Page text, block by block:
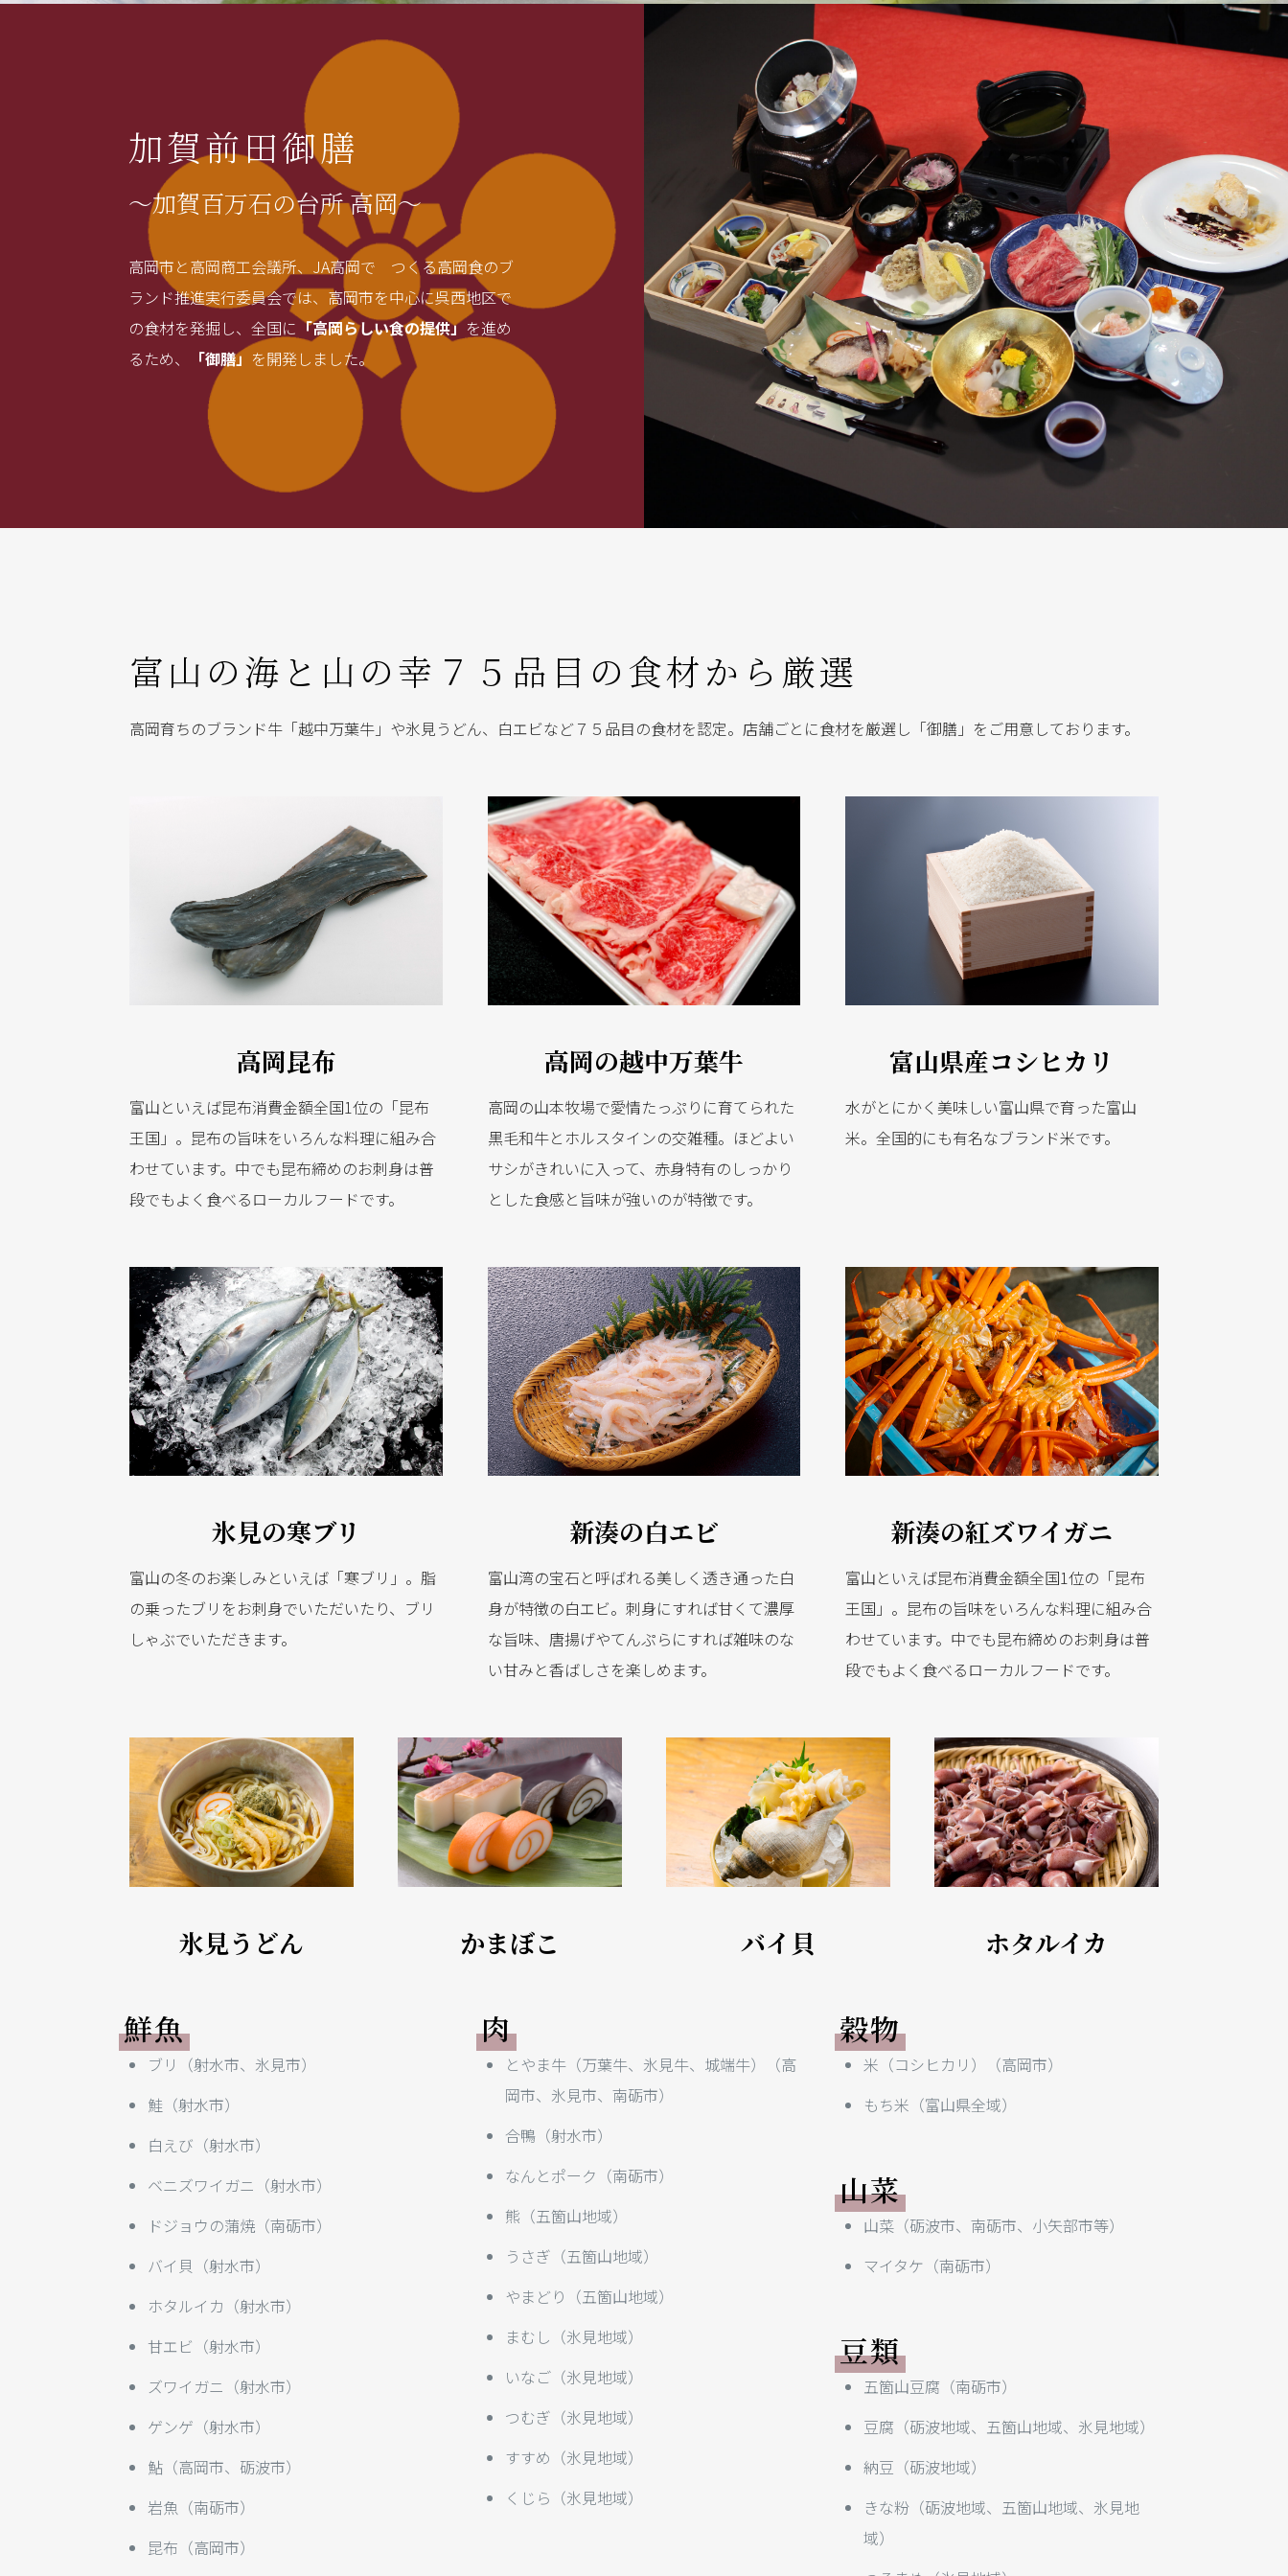
加賀前田御膳
～加賀百万石の台所 高岡～
高岡市と高岡商工会議所、JA高岡で つくる高岡食のブ
ランド推進実行委員会では、高岡市を中心に呉西地区で
の食材を発掘し、全国に 「高岡らしい食の提供」を進め
るため、
「御膳」 を開発しました。
富山の海と山の幸７５品目の食材から厳選
高岡育ちのブランド牛「越中万葉牛」や氷見うどん、白エビなど７５品目の食材を認定。店舗ごとに食材を厳選し「御膳」をご用意しております。
高岡昆布
富山といえば昆布消費金額全国1位の「昆布
王国」。昆布の旨味をいろんな料理に組み合
わせています。中でも昆布締めのお刺身は普
段でもよく食べるローカルフードです。
高岡の越中万葉牛
高岡の山本牧場で愛情たっぷりに育てられた
黒毛和牛とホルスタインの交雑種。ほどよい
サシがきれいに入って、赤身特有のしっかり
とした食感と旨味が強いのが特徴です。
富山県産コシヒカリ
水がとにかく美味しい富山県で育った富山
米。全国的にも有名なブランド米です。
氷見の寒ブリ
富山の冬のお楽しみといえば「寒ブリ」。脂
の乗ったブリをお刺身でいただいたり、ブリ
しゃぶでいただきます。
新湊の白エビ
富山湾の宝石と呼ばれる美しく透き通った白
身が特徴の白エビ。刺身にすれば甘くて濃厚
な旨味、唐揚げやてんぷらにすれば雑味のな
い甘みと香ばしさを楽しめます。
新湊の紅ズワイガニ
富山といえば昆布消費金額全国1位の「昆布
王国」。昆布の旨味をいろんな料理に組み合
わせています。中でも昆布締めのお刺身は普
段でもよく食べるローカルフードです。
氷見うどん かまぼこ バイ貝 ホタルイカ
鮮魚
ブリ（射水市、氷見市）
鮭（射水市）
白えび（射水市）
ベニズワイガニ（射水市）
ドジョウの蒲焼（南砺市）
バイ貝（射水市）
ホタルイカ（射水市）
甘エビ（射水市）
ズワイガニ（射水市）
ゲンゲ（射水市）
鮎（高岡市、砺波市）
岩魚（南砺市）
昆布（高岡市）
肉
とやま牛（万葉牛、氷見牛、城端牛）（高
岡市、氷見市、南砺市）
合鴨（射水市）
なんとポーク（南砺市）
熊（五箇山地域）
うさぎ（五箇山地域）
やまどり（五箇山地域）
まむし（氷見地域）
いなご（氷見地域）
つむぎ（氷見地域）
すすめ（氷見地域）
くじら（氷見地域）
穀物
米（コシヒカリ）（高岡市）
もち米（富山県全域）
山菜
山菜（砺波市、南砺市、小矢部市等）
マイタケ（南砺市）
豆類
五箇山豆腐（南砺市）
豆腐（砺波地域、五箇山地域、氷見地域）
納豆（砺波地域）
きな粉（砺波地域、五箇山地域、氷見地
域）